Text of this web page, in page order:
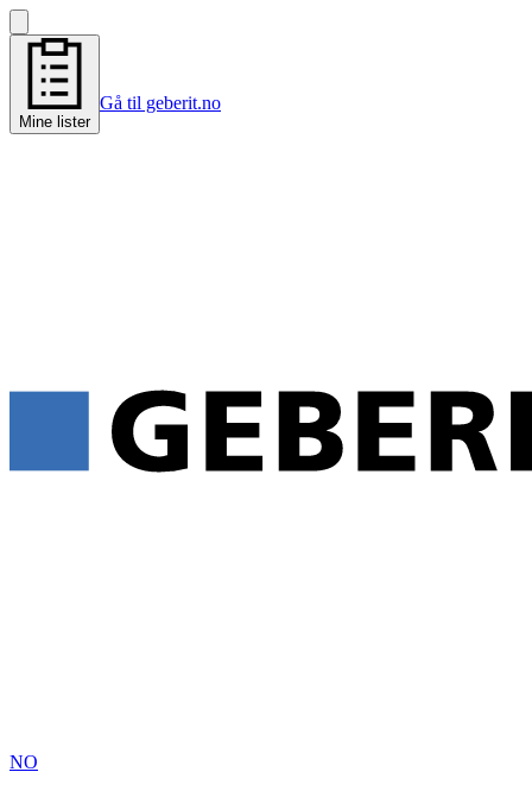
Mine lister
Gå til geberit.no
NO